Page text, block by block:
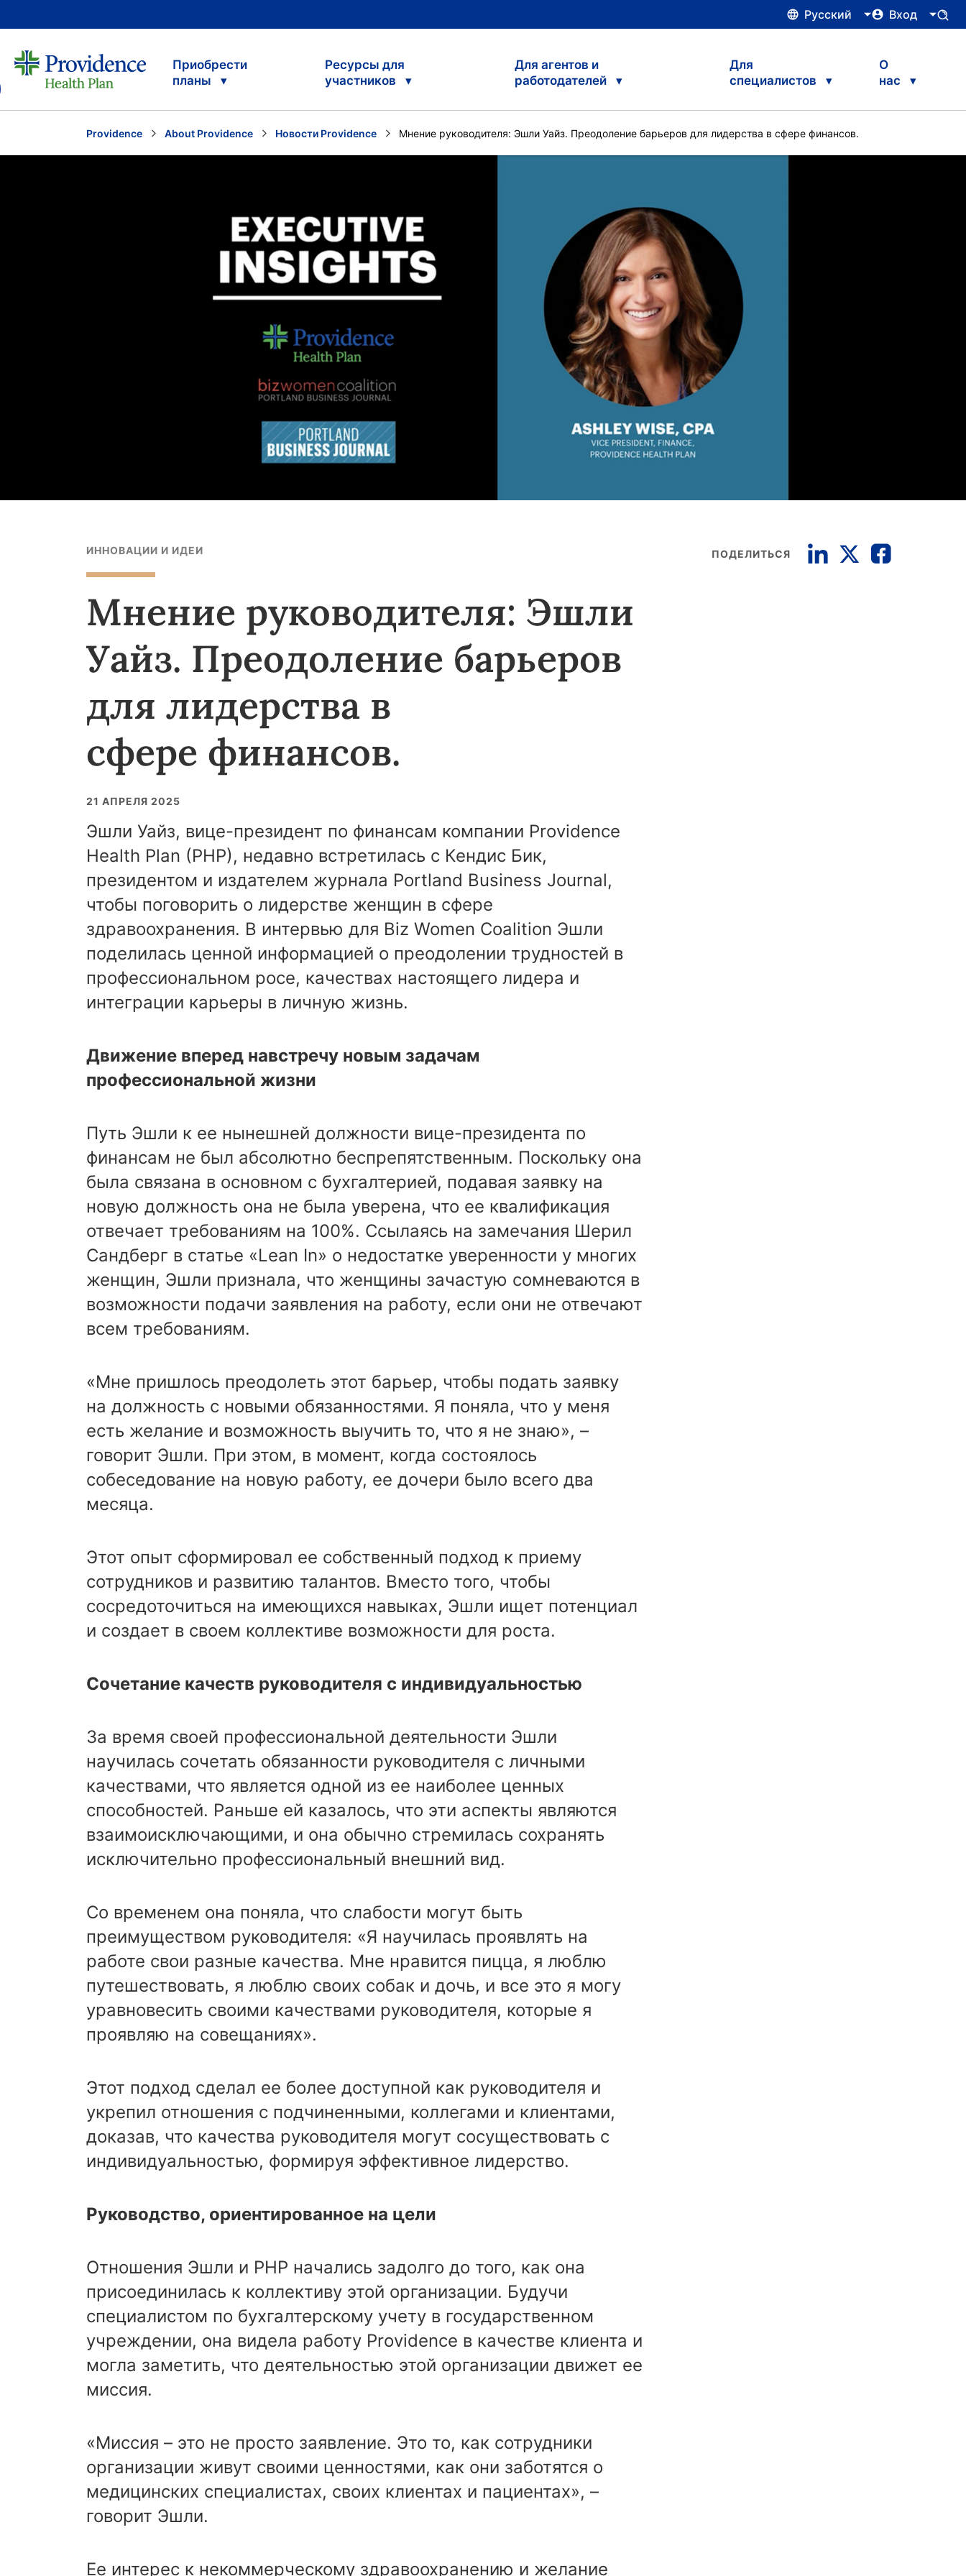
Русский Вход
Приобрести
планы
Ресурсы для
участников
Для агентов и
работодателей
Для
специалистов
О
нас
Providence About Providence Новости Providence Current:
Мнение руководителя: Эшли Уайз. Преодоление барьеров для лидерства в сфере финансов.
ИННОВАЦИИ И ИДЕИ
Мнение руководителя: Эшли
Уайз. Преодоление барьеров
для лидерства в
сфере финансов.
21 АПРЕЛЯ 2025
Эшли Уайз, вице-президент по финансам компании Providence
Health Plan (PHP), недавно встретилась с Кендис Бик,
президентом и издателем журнала Portland Business Journal,
чтобы поговорить о лидерстве женщин в сфере
здравоохранения. В интервью для Biz Women Coalition Эшли
поделилась ценной информацией о преодолении трудностей в
профессиональном росе, качествах настоящего лидера и
интеграции карьеры в личную жизнь.
Движение вперед навстречу новым задачам
профессиональной жизни
Путь Эшли к ее нынешней должности вице-президента по
финансам не был абсолютно беспрепятственным. Поскольку она
была связана в основном с бухгалтерией, подавая заявку на
новую должность она не была уверена, что ее квалификация
отвечает требованиям на 100%. Ссылаясь на замечания Шерил
Сандберг в статье «Lean In» о недостатке уверенности у многих
женщин, Эшли признала, что женщины зачастую сомневаются в
возможности подачи заявления на работу, если они не отвечают
всем требованиям.
«Мне пришлось преодолеть этот барьер, чтобы подать заявку
на должность с новыми обязанностями. Я поняла, что у меня
есть желание и возможность выучить то, что я не знаю», –
говорит Эшли. При этом, в момент, когда состоялось
собеседование на новую работу, ее дочери было всего два
месяца.
Этот опыт сформировал ее собственный подход к приему
сотрудников и развитию талантов. Вместо того, чтобы
сосредоточиться на имеющихся навыках, Эшли ищет потенциал
и создает в своем коллективе возможности для роста.
Сочетание качеств руководителя с индивидуальностью
За время своей профессиональной деятельности Эшли
научилась сочетать обязанности руководителя с личными
качествами, что является одной из ее наиболее ценных
способностей. Раньше ей казалось, что эти аспекты являются
взаимоисключающими, и она обычно стремилась сохранять
исключительно профессиональный внешний вид.
Со временем она поняла, что слабости могут быть
преимуществом руководителя: «Я научилась проявлять на
работе свои разные качества. Мне нравится пицца, я люблю
путешествовать, я люблю своих собак и дочь, и все это я могу
уравновесить своими качествами руководителя, которые я
проявляю на совещаниях».
Этот подход сделал ее более доступной как руководителя и
укрепил отношения с подчиненными, коллегами и клиентами,
доказав, что качества руководителя могут сосуществовать с
индивидуальностью, формируя эффективное лидерство.
Руководство, ориентированное на цели
Отношения Эшли и PHP начались задолго до того, как она
присоединилась к коллективу этой организации. Будучи
специалистом по бухгалтерскому учету в государственном
учреждении, она видела работу Providence в качестве клиента и
могла заметить, что деятельностью этой организации движет ее
миссия.
«Миссия – это не просто заявление. Это то, как сотрудники
организации живут своими ценностями, как они заботятся о
медицинских специалистах, своих клиентах и пациентах», –
говорит Эшли.
Ее интерес к некоммерческому здравоохранению и желание
ПОДЕЛИТЬСЯ